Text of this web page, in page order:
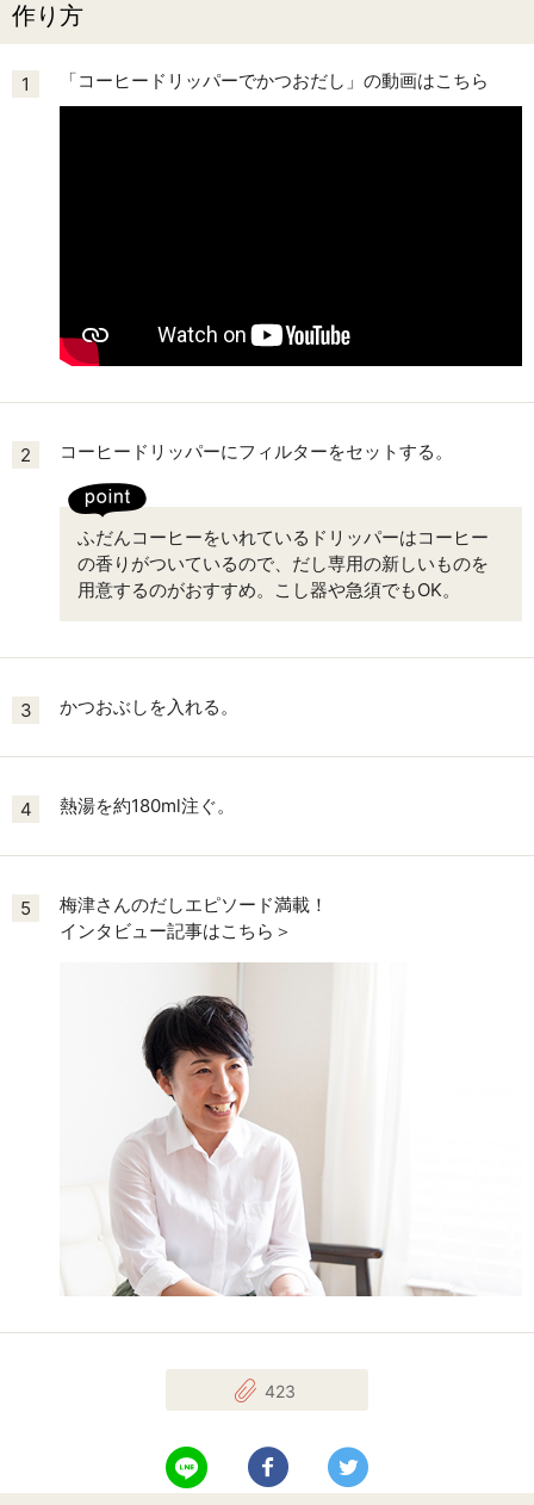
作り方
1 「コーヒードリッパーでかつおだし」の動画はこちら
2 コーヒードリッパーにフィルターをセットする。
ふだんコーヒーをいれているドリッパーはコーヒー
の香りがついているので、だし専用の新しいものを
用意するのがおすすめ。こし器や急須でもOK。
3 かつおぶしを入れる。
4 熱湯を約180ml注ぐ。
5
梅津さんのだしエピソード満載！
インタビュー記事はこちら＞
423
LINEで送る Facebookでシェアする